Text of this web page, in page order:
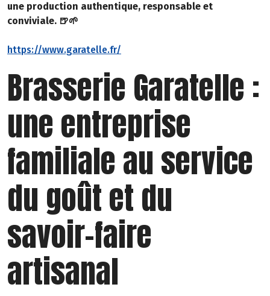
une production authentique, responsable et
conviviale. 🍺🌱
https://www.garatelle.fr/
Brasserie Garatelle :
une entreprise
familiale au service
du goût et du
savoir-faire
artisanal